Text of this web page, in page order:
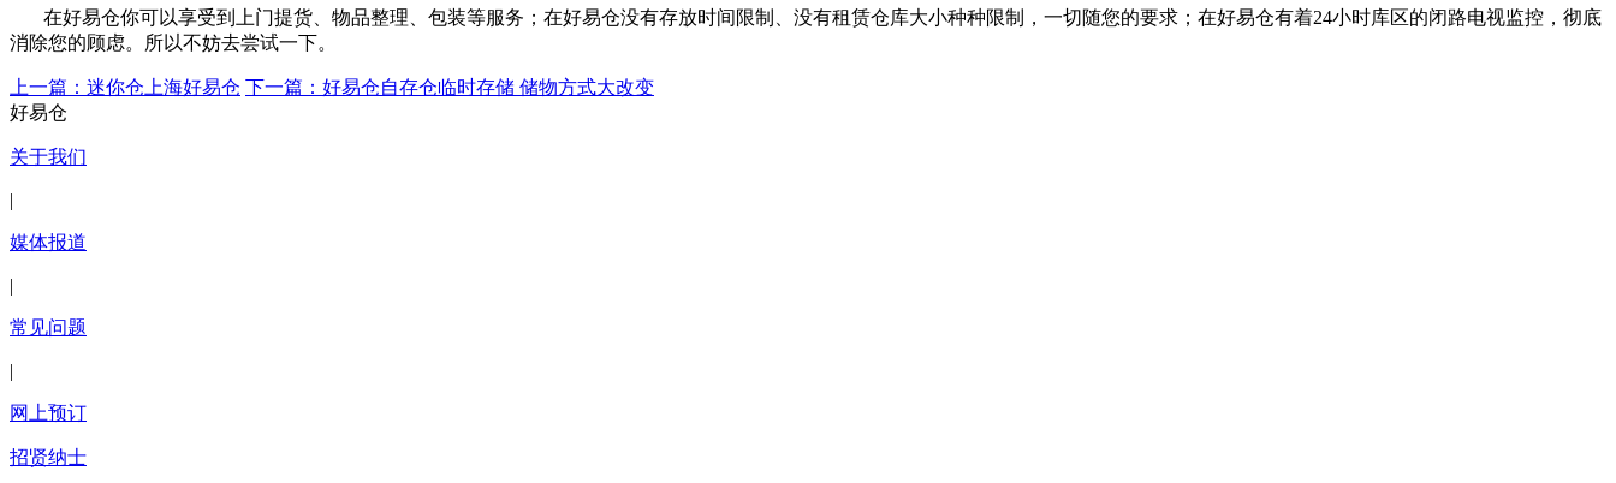
在好易仓你可以享受到上门提货、物品整理、包装等服务；在好易仓没有存放时间限制、没有租赁仓库大小种种限制，一切随您的要求；在好易仓有着24小时库区的闭路电视监控，彻底
消除您的顾虑。所以不妨去尝试一下。
上一篇：迷你仓上海好易仓 下一篇：好易仓自存仓临时存储 储物方式大改变
好易仓
关于我们
|
媒体报道
|
常见问题
|
网上预订
招贤纳士